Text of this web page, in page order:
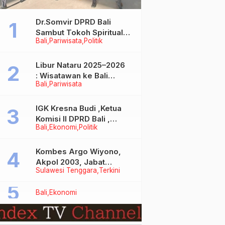
Bali Pariwisata Politik
Dr.Somvir DPRD Bali
Sambut Tokoh Spiritual
India Baba Bageshwar
Bali Pariwisata
Libur Nataru 2025–2026
: Wisatawan ke Bali
Meningkat, Isu Penurunan
Bali Ekonomi Politik
IGK Kresna Budi ,Ketua
Komisi II DPRD Bali ,
Angkat Bicara Soal
Bersubsidi Jenis Solar
Sulawesi Tenggara Terkini
Kombes Argo Wiyono,
Akpol 2003, Jabat
Dirlantas Polda Sultra
Bali Ekonomi